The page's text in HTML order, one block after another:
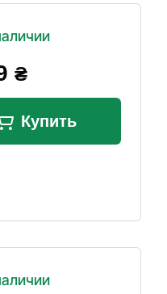
₴
Купить